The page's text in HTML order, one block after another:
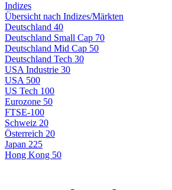
Indizes
Übersicht nach Indizes/Märkten
Deutschland 40
Deutschland Small Cap 70
Deutschland Mid Cap 50
Deutschland Tech 30
USA Industrie 30
USA 500
US Tech 100
Eurozone 50
FTSE-100
Schweiz 20
Österreich 20
Japan 225
Hong Kong 50